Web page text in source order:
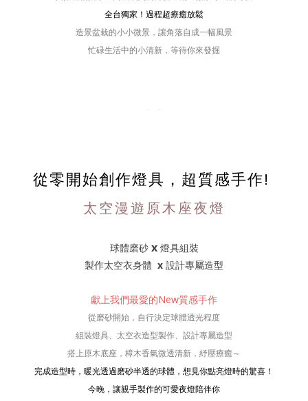
全台獨家！過程超療癒放鬆
造景盆栽的小小微景，讓角落自成一幅風景
忙碌生活中的小清新，等待你來發掘
從零開始創作燈具，超質感手作!
太空漫遊原木座夜燈
球體磨砂 x 燈具組裝
製作太空衣身體 x 設計專屬造型
獻上我們最愛的New質感手作
從磨砂開始，自行決定球體透光程度
組裝燈具、太空衣造型製作、設計專屬造型
搭上原木底座，樟木香氣微透清新，紓壓療癒～
完成造型時，暖光透過磨砂半透的球體，想見你點亮燈時的驚喜！
今晚，讓親手製作的可愛夜燈陪伴你